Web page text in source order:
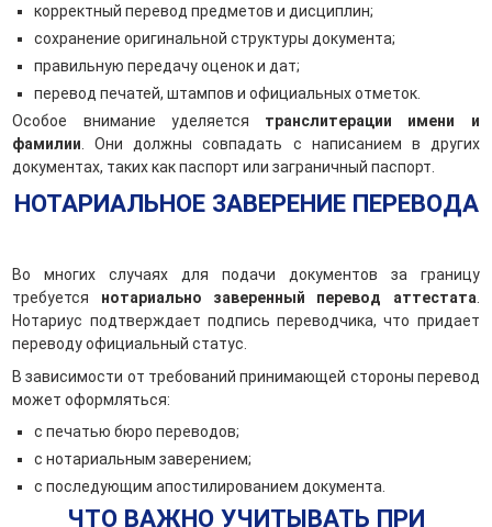
корректный перевод предметов и дисциплин;
сохранение оригинальной структуры документа;
правильную передачу оценок и дат;
перевод печатей, штампов и официальных отметок.
Особое внимание уделяется транслитерации имени и
фамилии . Они должны совпадать с написанием в других
документах, таких как паспорт или заграничный паспорт.
НОТАРИАЛЬНОЕ ЗАВЕРЕНИЕ ПЕРЕВОДА
Во многих случаях для подачи документов за границу
требуется нотариально заверенный перевод аттестата.
Нотариус подтверждает подпись переводчика, что придает
переводу официальный статус.
В зависимости от требований принимающей стороны перевод
может оформляться:
с печатью бюро переводов;
с нотариальным заверением;
с последующим апостилированием документа.
ЧТО ВАЖНО УЧИТЫВАТЬ ПРИ